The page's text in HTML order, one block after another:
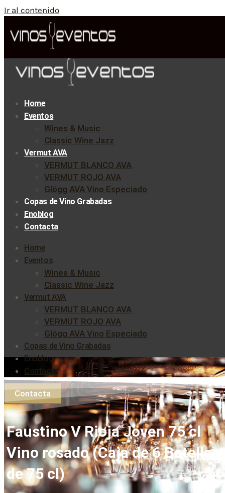
Ir al contenido
Home
Eventos
Wines & Music
Classic Wine Jazz
Vermut AVA
VERMUT BLANCO AVA
VERMUT ROJO AVA
Glögg AVA Vino Especiado
Copas de Vino Grabadas
Enoblog
Contacta
Home
Eventos
Wines & Music
Classic Wine Jazz
Vermut AVA
VERMUT BLANCO AVA
VERMUT ROJO AVA
Glögg AVA Vino Especiado
Copas de Vino Grabadas
Enoblog
Contacta
Contacta
Faustino V Rioja Joven 75 cl
Vino rosado (Caja de 6 Botellas
de 75 cl)